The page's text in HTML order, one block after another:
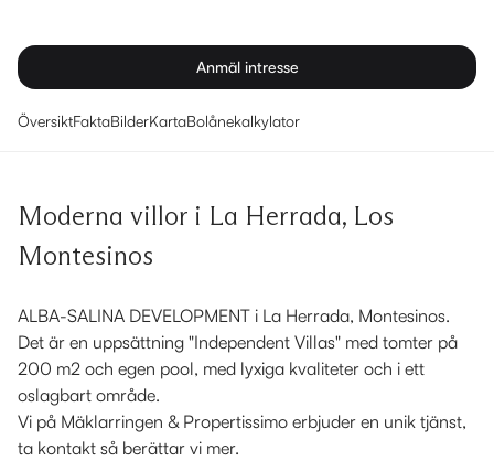
Anmäl intresse
ÖversiktFaktaBilderKartaBolånekalkylator
Moderna villor i La Herrada, Los
Montesinos
ALBA-SALINA DEVELOPMENT i La Herrada, Montesinos.
Det är en uppsättning "Independent Villas" med tomter på
200 m2 och egen pool, med lyxiga kvaliteter och i ett
oslagbart område.
Vi på Mäklarringen & Propertissimo erbjuder en unik tjänst,
ta kontakt så berättar vi mer.